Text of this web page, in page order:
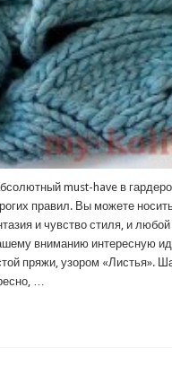
must-have в
правил. Вы можете носить
и чувство стиля, и
вниманию интересную
пряжи, узором «Листья».
…